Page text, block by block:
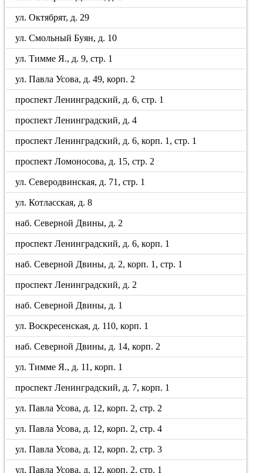
ул. Октябрят, д. 29
ул. Смольный Буян, д. 10
ул. Тимме Я., д. 9, стр. 1
ул. Павла Усова, д. 49, корп. 2
проспект Ленинградский, д. 6, стр. 1
проспект Ленинградский, д. 4
проспект Ленинградский, д. 6, корп. 1, стр. 1
проспект Ломоносова, д. 15, стр. 2
ул. Северодвинская, д. 71, стр. 1
ул. Котласская, д. 8
наб. Северной Двины, д. 2
проспект Ленинградский, д. 6, корп. 1
наб. Северной Двины, д. 2, корп. 1, стр. 1
проспект Ленинградский, д. 2
наб. Северной Двины, д. 1
ул. Воскресенская, д. 110, корп. 1
наб. Северной Двины, д. 14, корп. 2
ул. Тимме Я., д. 11, корп. 1
проспект Ленинградский, д. 7, корп. 1
ул. Павла Усова, д. 12, корп. 2, стр. 2
ул. Павла Усова, д. 12, корп. 2, стр. 4
ул. Павла Усова, д. 12, корп. 2, стр. 3
ул. Павла Усова, д. 12, корп. 2, стр. 1